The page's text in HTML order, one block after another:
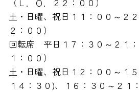
土・日曜、祝日１１：００～２
２：００）
回転席 平日１７：３０～２１
１：００）
土・日曜、祝日１２：００～１
１４：３０)、１６：３０～２１